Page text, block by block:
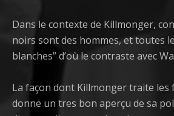
Dans le contexte de Killmonger,
noirs sont des hommes, et toutes
blanches” d’où le contraste avec
La façon dont Killmonger traite les
donne un tres bon aperçu de sa